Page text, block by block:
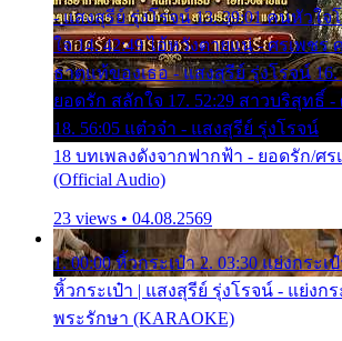
- แสงสุรีย์ รุ่งโรจน์ 13. 39:01 คนหัวใ
ใจ 14. 42:49 ไอ้หวังตายแน่ - ศรเพชร
ธาตุแท้ของเธอ - แสงสุรีย์ รุ่งโรจน์
ยอดรัก สลักใจ 17. 52:29 สาวบริสุทธิ์
18. 56:05 แต๋วจ๋า - แสงสุรีย์ รุ่งโรจน์
18 บทเพลงดังจากฟากฟ้า - ยอดรัก/ศร
(Official Audio)
23 views • 04.08.2569
1. 00:00 หิ้วกระเป๋า 2. 03:30 แย่งกระเ
หิ้วกระเป๋า | แสงสุรีย์ รุ่งโรจน์ - แย่งก
พระรักษา (KARAOKE)